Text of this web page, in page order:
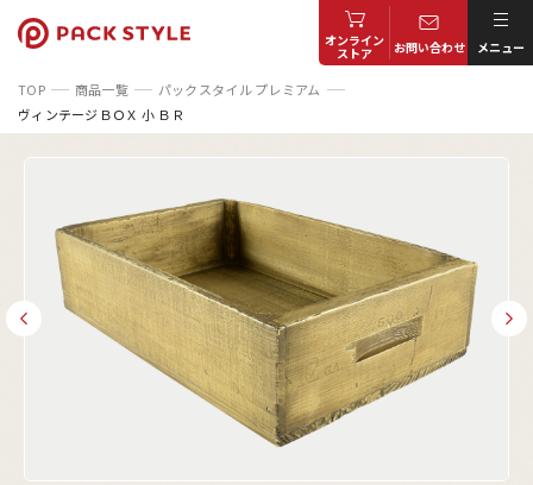
オンライン
ストア お問い合わせ メニュー
TOP 商品一覧
パックスタイル プレミアム
ヴィンテージＢＯＸ 小 ＢＲ